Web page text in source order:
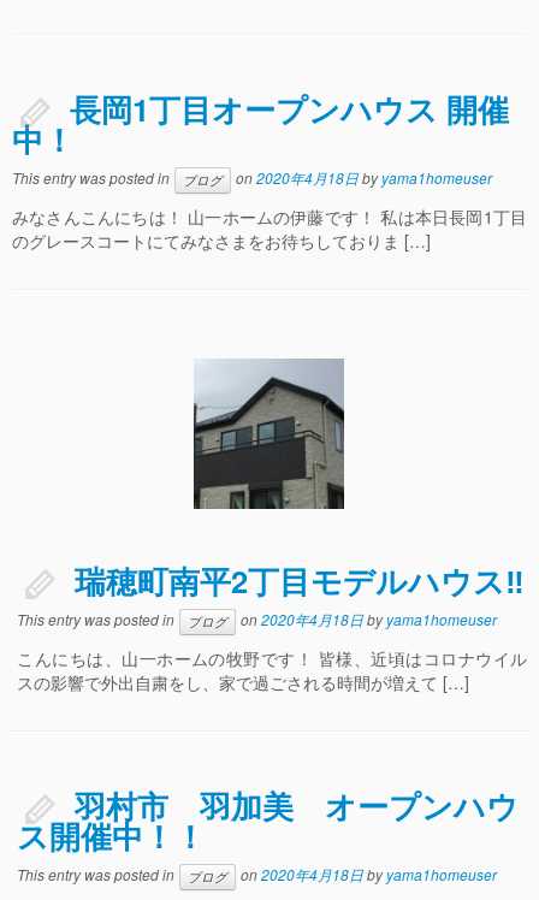
長岡1丁目オープンハウス 開催
中！
This entry was posted in ブログ on2020年4月18日byyama1homeuser
みなさんこんにちは！ 山一ホームの伊藤です！ 私は本日長岡1丁目
のグレースコートにてみなさまをお待ちしておりま […]
瑞穂町南平2丁目モデルハウス‼️
This entry was posted in ブログ on2020年4月18日byyama1homeuser
こんにちは、山一ホームの牧野です！ 皆様、近頃はコロナウイル
スの影響で外出自粛をし、家で過ごされる時間が増えて […]
羽村市 羽加美 オープンハウ
ス開催中！！
This entry was posted in ブログ on2020年4月18日byyama1homeuser